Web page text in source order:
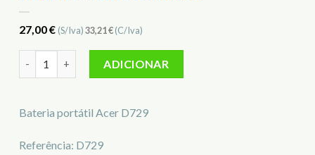
27,00€ (S/Iva)33,21€(C/Iva)
ADICIONAR
Bateria portátil Acer D729
Referência: D729